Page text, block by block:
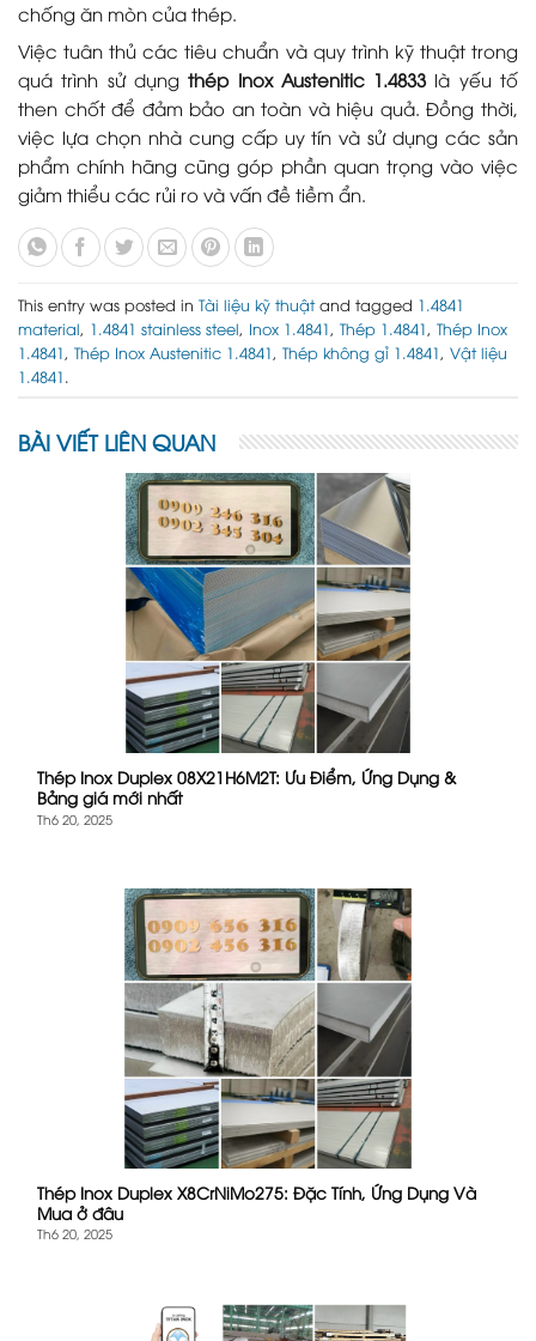
chống ăn mòn của thép.
Việc tuân thủ các tiêu chuẩn và quy trình kỹ thuật trong
quá trình sử dụngthép Inox Austenitic 1.4833là yếu tố
then chốt để đảm bảo an toàn và hiệu quả. Đồng thời,
việc lựa chọn nhà cung cấp uy tín và sử dụng các sản
phẩm chính hãng cũng góp phần quan trọng vào việc
giảm thiểu các rủi ro và vấn đề tiềm ẩn.
This entry was posted in Tài liệu kỹ thuậtand tagged 1.4841
material, 1.4841 stainless steel, Inox 1.4841, Thép 1.4841, Thép Inox
1.4841, Thép Inox Austenitic 1.4841, Thép không gỉ 1.4841, Vật liệu
1.4841.
BÀI VIẾT LIÊN QUAN
Thép Inox Duplex 08X21H6M2T: Ưu Điểm, Ứng Dụng &
Bảng giá mới nhất
Th6 20, 2025
Thép Inox Duplex X8CrNiMo275: Đặc Tính, Ứng Dụng Và
Mua ở đâu
Th6 20, 2025